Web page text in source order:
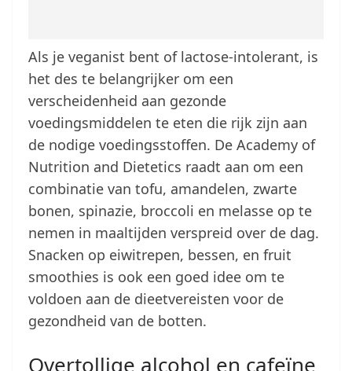
Als je veganist bent of lactose-intolerant, is
het des te belangrijker om een
verscheidenheid aan gezonde
voedingsmiddelen te eten die rijk zijn aan
de nodige voedingsstoffen. De Academy of
Nutrition and Dietetics raadt aan om een
combinatie van tofu, amandelen, zwarte
bonen, spinazie, broccoli en melasse op te
nemen in maaltijden verspreid over de dag.
Snacken op eiwitrepen, bessen, en fruit
smoothies is ook een goed idee om te
voldoen aan de dieetvereisten voor de
gezondheid van de botten.
Overtollige alcohol en cafeïne